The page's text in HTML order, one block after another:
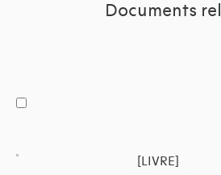
Documents
[LIVRE]